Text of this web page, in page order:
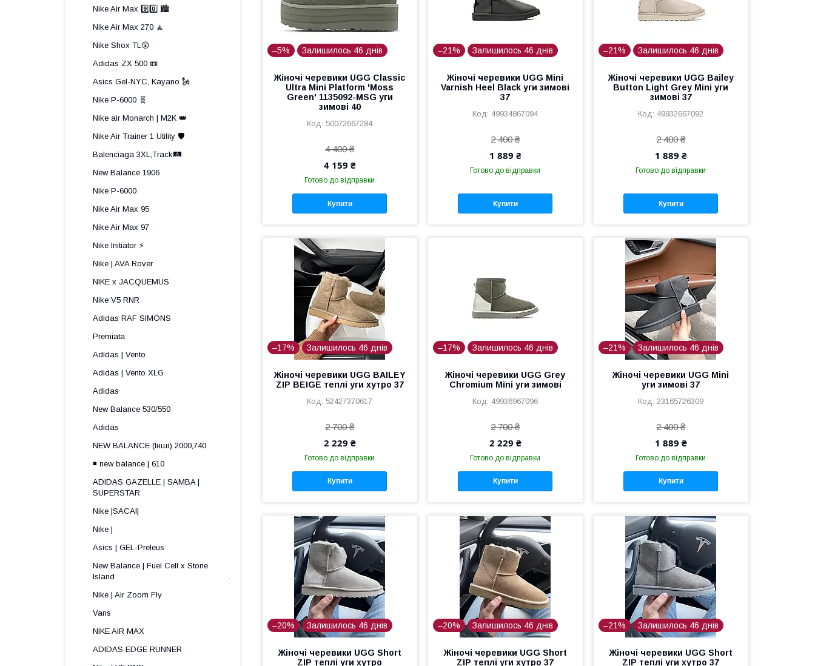
–5% Залишилось 46 днів
Жіночі черевики UGG Classic
Ultra Mini Platform 'Moss
Green' 1135092-MSG уги
зимові 40
50072667284
4 400 ₴
4 159 ₴
Готово до відправки
Купити
–21% Залишилось 46 днів
Жіночі черевики UGG Mini
Varnish Heel Black уги зимові
37
49934867094
2 400 ₴
1 889 ₴
Готово до відправки
Купити
–21% Залишилось 46 днів
Жіночі черевики UGG Bailey
Button Light Grey Mini уги
зимові 37
49932667092
2 400 ₴
1 889 ₴
Готово до відправки
Купити
–17% Залишилось 46 днів
Жіночі черевики UGG BAILEY
ZIP BEIGE теплі уги хутро 37
52427370617
2 700 ₴
2 229 ₴
Готово до відправки
Купити
–17% Залишилось 46 днів
Жіночі черевики UGG Grey
Chromium Mini уги зимові
49936967096
2 700 ₴
2 229 ₴
Готово до відправки
Купити
–21% Залишилось 46 днів
Жіночі черевики UGG Mini
уги зимові 37
23165726309
2 400 ₴
1 889 ₴
Готово до відправки
Купити
–20% Залишилось 46 днів
Жіночі черевики UGG Short
ZIP теплі уги хутро
–20% Залишилось 46 днів
Жіночі черевики UGG Short
ZIP теплі уги хутро 37
–21% Залишилось 46 днів
Жіночі черевики UGG Short
ZIP теплі уги хутро 37
Nike Air Max 9️⃣0️⃣ 🏙️
Nike Air Max 270 🧘
Nike Shox TL😲
Adidas ZX 500 📼
Asics Gel-NYC, Kayano 🗽
Nike P-6000 🧬
Nike air Monarch | M2K 👑
Nike Air Trainer 1 Utility 🛡️
Balenciaga 3XL,Track🛤️
New Balance 1906
Nike P-6000
Nike Air Max 95
Nike Air Max 97
Nike Initiator ⚡️
Nike | AVA Rover
NIKE x JACQUEMUS
Nike V5 RNR
Adidas RAF SIMONS
Premiata
Adidas | Vento
Adidas | Vento XLG
Adidas
New Balance 530/550
Adidas
NEW BALANCE (Інші) 2000,740
◾️ new balance | 610
ADIDAS GAZELLE | SAMBA |
SUPERSTAR
Nike |SACAI|
Nike |
Asics | GEL-Preleus
New Balance | Fuel Cell x Stone
Island .
Nike | Air Zoom Fly
Vans
NIKE AIR MAX
ADIDAS EDGE RUNNER